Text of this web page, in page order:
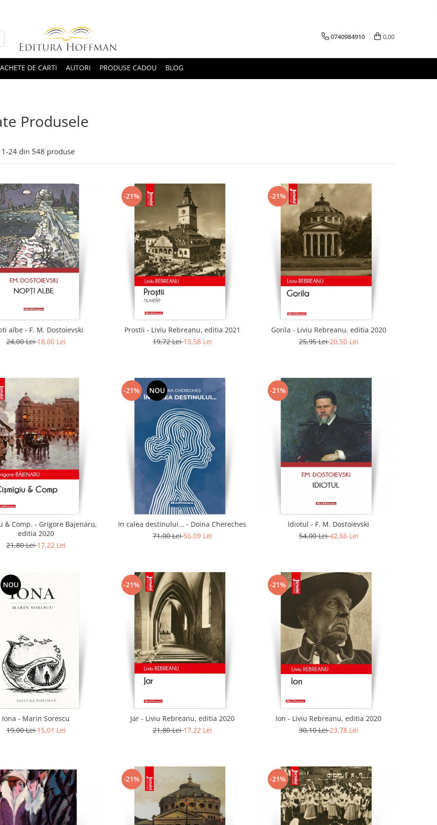
0740984910 0,00
DE CARTI AUTORI PRODUSE CADOU BLOG
Produsele
1-24 din 548 produse
albe - F. M. Dostoievski
24,00 Lei18,00 Lei
-21%
Prostii - Liviu Rebreanu, editia 2021
19,72 Lei15,58 Lei
-21%
Gorila - Liviu Rebreanu, editia 2020
25,95 Lei20,50 Lei
& Comp. - Grigore Bajenaru,
editia 2020
21,80 Lei17,22 Lei
-21% NOU
In calea destinului... - Doina Chereches
71,00 Lei56,09 Lei
-21%
Idiotul - F. M. Dostoievski
54,00 Lei42,66 Lei
NOU
Iona - Marin Sorescu
19,00 Lei15,01 Lei
-21%
Jar - Liviu Rebreanu, editia 2020
21,80 Lei17,22 Lei
-21%
Ion - Liviu Rebreanu, editia 2020
30,10 Lei23,78 Lei
-21% -21%